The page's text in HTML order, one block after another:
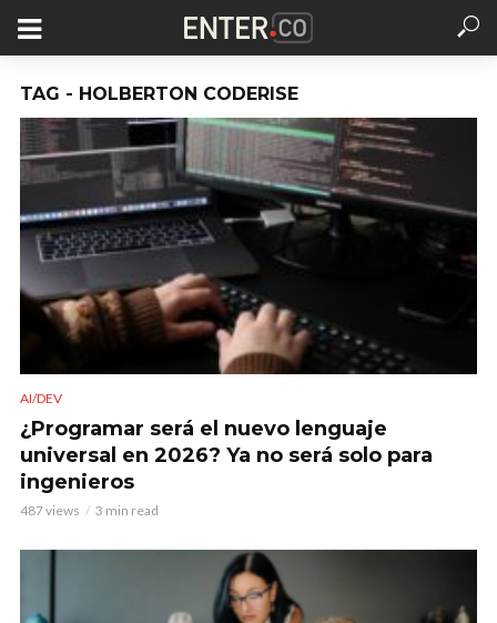
TAG - HOLBERTON CODERISE
AI/DEV
¿Programar será el nuevo lenguaje
universal en 2026? Ya no será solo para
ingenieros
487 views 3 min read